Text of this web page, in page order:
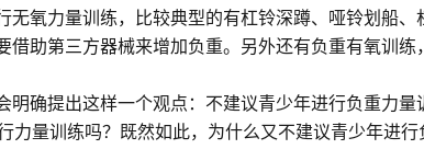
氧力量训练，比较典型的有杠铃深蹲、哑铃划船
助第三方器械来增加负重。另外还有负重有氧训
确提出这样一个观点：不建议青少年进行负重力
量训练吗？既然如此，为什么又不建议青少年进行